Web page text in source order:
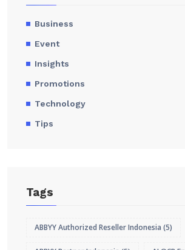
Business
Event
Insights
Promotions
Technology
Tips
Tags
ABBYY Authorized Reseller Indonesia (5)